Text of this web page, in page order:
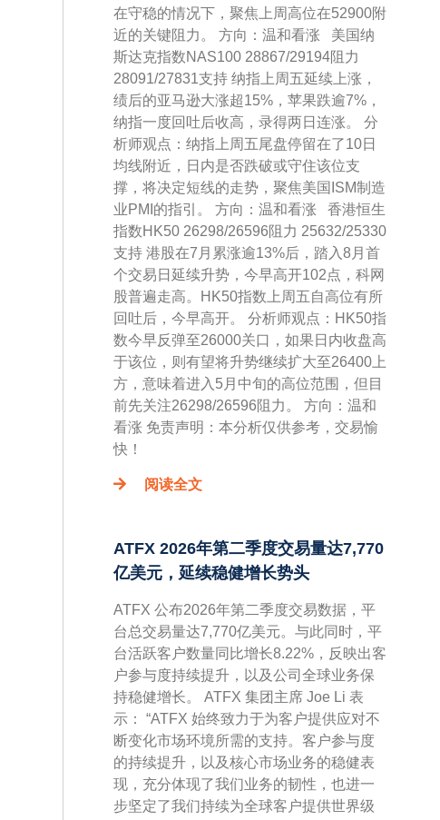
在守稳的情况下，聚焦上周高位在52900附
近的关键阻力。 方向：温和看涨 美国纳
斯达克指数NAS100 28867/29194阻力
28091/27831支持 纳指上周五延续上涨，
绩后的亚马逊大涨超15%，苹果跌逾7%，
纳指一度回吐后收高，录得两日连涨。 分
析师观点：纳指上周五尾盘停留在了10日
均线附近，日内是否跌破或守住该位支
撑，将决定短线的走势，聚焦美国ISM制造
业PMI的指引。 方向：温和看涨 香港恒生
指数HK50 26298/26596阻力 25632/25330
支持 港股在7月累涨逾13%后，踏入8月首
个交易日延续升势，今早高开102点，科网
股普遍走高。HK50指数上周五自高位有所
回吐后，今早高开。 分析师观点：HK50指
数今早反弹至26000关口，如果日内收盘高
于该位，则有望将升势继续扩大至26400上
方，意味着进入5月中旬的高位范围，但目
前先关注26298/26596阻力。 方向：温和
看涨 免责声明：本分析仅供参考，交易愉
快！
阅读全文
ATFX 2026年第二季度交易量达7,770
亿美元，延续稳健增长势头
ATFX 公布2026年第二季度交易数据，平
台总交易量达7,770亿美元。与此同时，平
台活跃客户数量同比增长8.22%，反映出客
户参与度持续提升，以及公司全球业务保
持稳健增长。 ATFX 集团主席 Joe Li 表
示： “ATFX 始终致力于为客户提供应对不
断变化市场环境所需的支持。客户参与度
的持续提升，以及核心市场业务的稳健表
现，充分体现了我们业务的韧性，也进一
步坚定了我们持续为全球客户提供世界级